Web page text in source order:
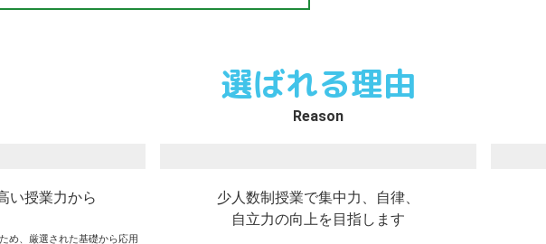
選ばれる理由
Reason
い授業力から
め、厳選された基礎から応用
少人数制授業で集中力、自律、
自立力の向上を目指します